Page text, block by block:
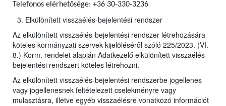
Telefonos elérhetősége: +36 30-330-3236
Elkülönített visszaélés-bejelentési rendszer
Az elkülönített visszaélés-bejelentési rendszer létrehozására
köteles kormányzati szervek kijelöléséről szóló 225/2023. (VI.
8.) Korm. rendelet alapján Adatkezelő elkülönített visszaélés-
bejelentési rendszert köteles létrehozni.
Az elkülönített visszaélés-bejelentési rendszerbe jogellenes
vagy jogellenesnek feltételezett cselekményre vagy
mulasztásra, illetve egyéb visszaélésre vonatkozó információt